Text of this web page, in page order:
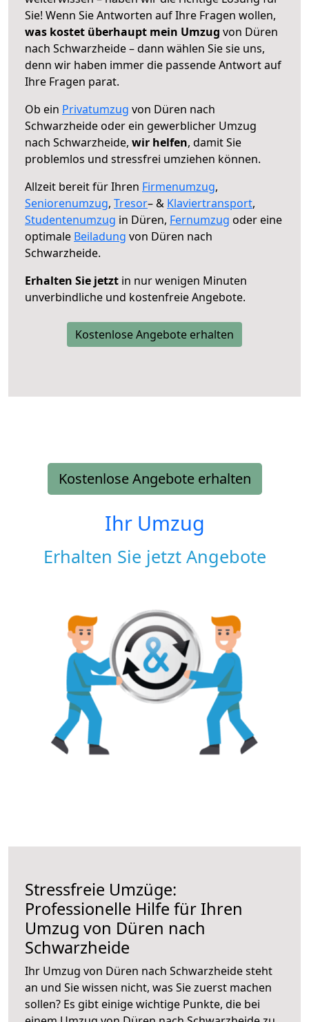
Sie! Wenn Sie Antworten auf Ihre Fragen wollen,
was kostet überhaupt mein Umzug von Düren
nach Schwarzheide – dann wählen Sie sie uns,
denn wir haben immer die passende Antwort auf
Ihre Fragen parat.
Ob ein Privatumzug von Düren nach
Schwarzheide oder ein gewerblicher Umzug
nach Schwarzheide, wir helfen, damit Sie
problemlos und stressfrei umziehen können.
Allzeit bereit für Ihren Firmenumzug,
Seniorenumzug, Tresor– & Klaviertransport,
Studentenumzug in Düren, Fernumzug oder eine
optimale Beiladung von Düren nach
Schwarzheide.
Erhalten Sie jetzt in nur wenigen Minuten
unverbindliche und kostenfreie Angebote.
Kostenlose Angebote erhalten
Kostenlose Angebote erhalten
Ihr Umzug
Erhalten Sie jetzt Angebote
Stressfreie Umzüge:
Professionelle Hilfe für Ihren
Umzug von Düren nach
Schwarzheide
Ihr Umzug von Düren nach Schwarzheide steht
an und Sie wissen nicht, was Sie zuerst machen
sollen? Es gibt einige wichtige Punkte, die bei